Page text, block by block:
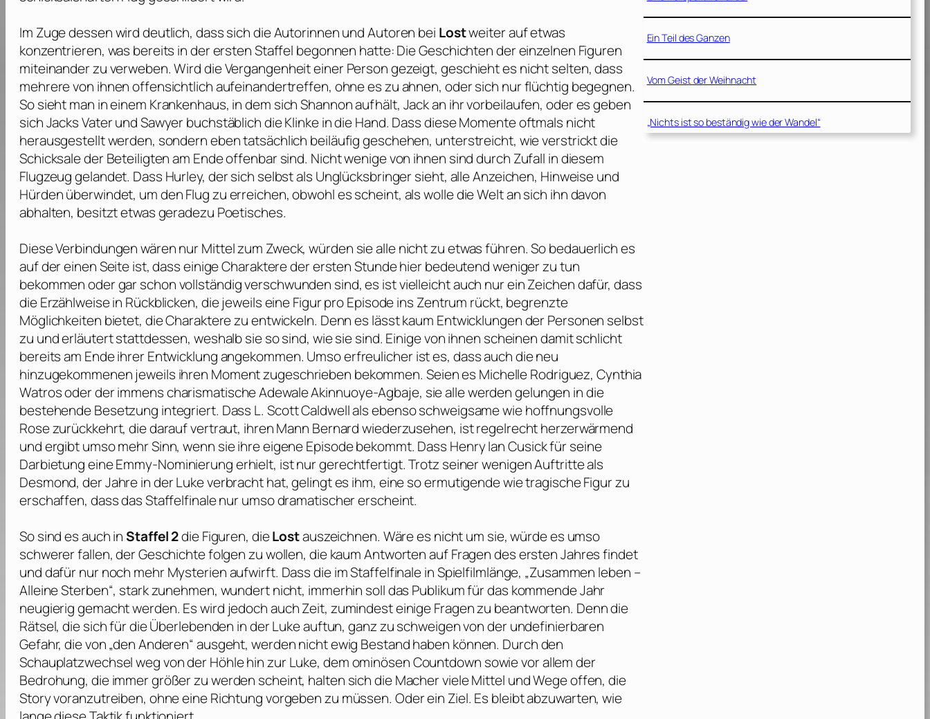
Im Zuge dessen wird deutlich, dass sich die Autorinnen und Autoren bei Lostweiter auf etwas
konzentrieren, was bereits in der ersten Staffel begonnen hatte: Die Geschichten der einzelnen Figuren
miteinander zu verweben. Wird die Vergangenheit einer Person gezeigt, geschieht es nicht selten, dass
mehrere von ihnen offensichtlich aufeinandertreffen, ohne es zu ahnen, oder sich nur flüchtig begegnen.
So sieht man in einem Krankenhaus, in dem sich Shannon aufhält, Jack an ihr vorbeilaufen, oder es geben
sich Jacks Vater und Sawyer buchstäblich die Klinke in die Hand. Dass diese Momente oftmals nicht
herausgestellt werden, sondern eben tatsächlich beiläufig geschehen, unterstreicht, wie verstrickt die
Schicksale der Beteiligten am Ende offenbar sind. Nicht wenige von ihnen sind durch Zufall in diesem
Flugzeug gelandet. Dass Hurley, der sich selbst als Unglücksbringer sieht, alle Anzeichen, Hinweise und
Hürden überwindet, um den Flug zu erreichen, obwohl es scheint, als wolle die Welt an sich ihn davon
abhalten, besitzt etwas geradezu Poetisches.
Diese Verbindungen wären nur Mittel zum Zweck, würden sie alle nicht zu etwas führen. So bedauerlich es
auf der einen Seite ist, dass einige Charaktere der ersten Stunde hier bedeutend weniger zu tun
bekommen oder gar schon vollständig verschwunden sind, es ist vielleicht auch nur ein Zeichen dafür, dass
die Erzählweise in Rückblicken, die jeweils eine Figur pro Episode ins Zentrum rückt, begrenzte
Möglichkeiten bietet, die Charaktere zu entwickeln. Denn es lässt kaum Entwicklungen der Personen selbst
zu und erläutert stattdessen, weshalb sie so sind, wie sie sind. Einige von ihnen scheinen damit schlicht
bereits am Ende ihrer Entwicklung angekommen. Umso erfreulicher ist es, dass auch die neu
hinzugekommenen jeweils ihren Moment zugeschrieben bekommen. Seien es Michelle Rodriguez,Cynthia
Watrosoder der immens charismatischeAdewale Akinnuoye-Agbaje, sie alle werden gelungen in die
bestehende Besetzung integriert. Dass L. Scott Caldwellals ebenso schweigsame wie hoffnungsvolle
Rose zurückkehrt, die darauf vertraut, ihren Mann Bernard wiederzusehen, ist regelrecht herzerwärmend
und ergibt umso mehr Sinn, wenn sie ihre eigene Episode bekommt. Dass Henry Ian Cusickfür seine
Darbietung eineEmmy-Nominierung erhielt, ist nur gerechtfertigt. Trotz seiner wenigen Auftritte als
Desmond, der Jahre in der Luke verbracht hat, gelingt es ihm, eine so ermutigende wie tragische Figur zu
erschaffen, dass das Staffelfinale nur umso dramatischer erscheint.
So sind es auch inStaffel 2die Figuren, dieLostauszeichnen. Wäre es nicht um sie, würde es umso
schwerer fallen, der Geschichte folgen zu wollen, die kaum Antworten auf Fragen des ersten Jahres findet
und dafür nur noch mehr Mysterien aufwirft. Dass die im Staffelfinale in Spielfilmlänge, „Zusammen leben –
Alleine Sterben“, stark zunehmen, wundert nicht, immerhin soll das Publikum für das kommende Jahr
neugierig gemacht werden. Es wird jedoch auch Zeit, zumindest einige Fragen zu beantworten. Denn die
Rätsel, die sich für die Überlebenden in der Luke auftun, ganz zu schweigen von der undefinierbaren
Gefahr, die von „den Anderen“ ausgeht, werden nicht ewig Bestand haben können. Durch den
Schauplatzwechsel weg von der Höhle hin zur Luke, dem ominösen Countdown sowie vor allem der
Bedrohung, die immer größer zu werden scheint, halten sich die Macher viele Mittel und Wege offen, die
Story voranzutreiben, ohne eine Richtung vorgeben zu müssen. Oder ein Ziel. Es bleibt abzuwarten, wie
Ein Teil des Ganzen
Vom Geist der Weihnacht
„Nichts ist so beständig wie der Wandel“